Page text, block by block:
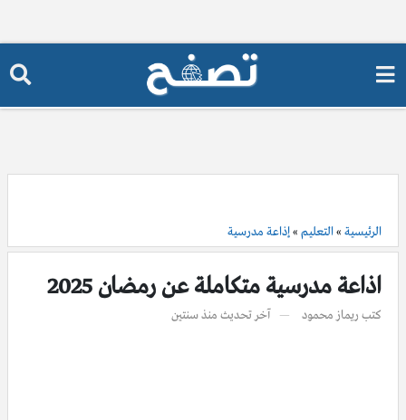
الرئيسية »التعليم »إذاعة مدرسية
اذاعة مدرسية متكاملة عن رمضان 2025
كتب ريماز محمود آخر تحديث منذ سنتين